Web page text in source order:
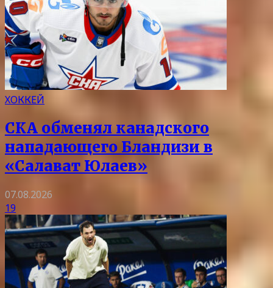
ХОККЕЙ
СКА обменял канадского
нападающего Бландизи в
«Салават Юлаев»
07.08.2026
19